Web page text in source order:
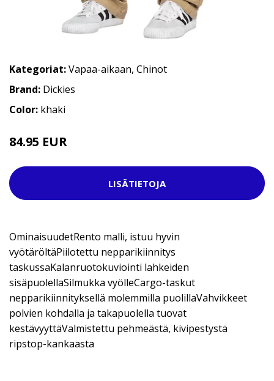
Kategoriat:Vapaa-aikaan, Chinot
Brand: Dickies
Color: khaki
84.95 EUR
LISÄTIETOJA
OminaisuudetRento malli, istuu hyvin
vyötäröltäPiilotettu nepparikiinnitys
taskussaKalanruotokuviointi lahkeiden
sisäpuolellaSilmukka vyölleCargo-taskut
nepparikiinnityksellä molemmilla puolillaVahvikkeet
polvien kohdalla ja takapuolella tuovat
kestävyyttäValmistettu pehmeästä, kivipestystä
ripstop-kankaasta